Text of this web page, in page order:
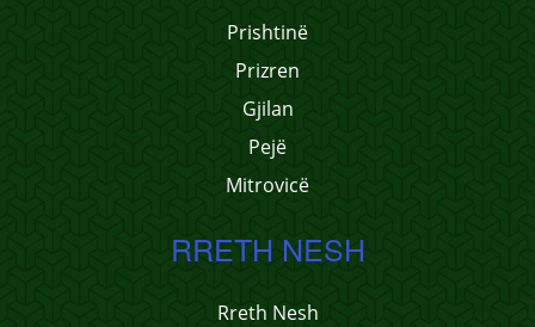
Prishtinë
Prizren
Gjilan
Pejë
Mitrovicë
RRETH NESH
Rreth Nesh